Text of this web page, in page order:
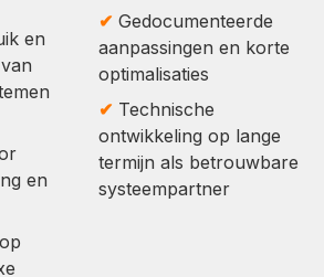
en
en
✔ Gedocumenteerde
aanpassingen en korte
optimalisaties
✔ Technische
ontwikkeling op lange
termijn als betrouwbare
systeempartner